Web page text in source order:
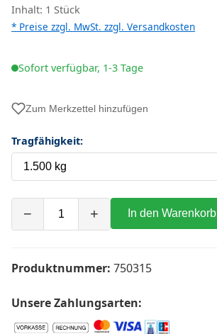
Inhalt: 1 Stück
* Preise zzgl. MwSt. zzgl. Versandkosten
Sofort verfügbar, 1-3 Tage
Zum Merkzettel hinzufügen
Tragfähigkeit:
− + In den Warenkorb
Produktnummer: 750315
Unsere Zahlungsarten: